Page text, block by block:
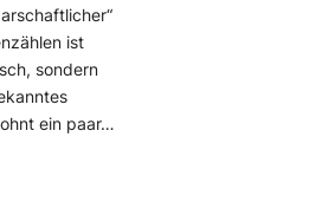
ist
sondern
ein paar…